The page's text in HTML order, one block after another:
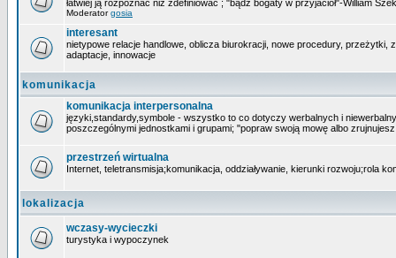
łatwiej ją rozpoznać niż zdefiniować ; "bądź bogaty w przyjaciół"-William
Moderatorgosia
interesant
nietypowe relacje handlowe, oblicza biurokracji, nowe procedury, przeżytki,
adaptacje, innowacje
komunikacja
komunikacja interpersonalna
języki,standardy,symbole - wszystko to co dotyczy werbalnych i
poszczególnymi jednostkami i grupami; "popraw swoją mowę albo
przestrzeń wirtualna
Internet, teletransmisja;komunikacja, oddziaływanie, kierunki rozwoju;rola
lokalizacja
wczasy-wycieczki
turystyka i wypoczynek